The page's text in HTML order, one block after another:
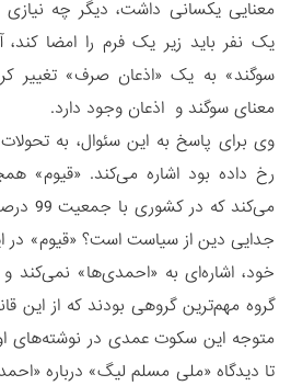
معنایی یکسانی داشت، دیگر چه نیازی
یک نفر باید زیر یک فرم را امضا کند،
سوگند» به یک «اذعان صرف» تغییر
معنای سوگند و اذعان وجود دارد.
وی برای پاسخ به این سئوال، به
رخ داده بود اشاره می‌کند. «قیوم»
می‌کند
جدایی دین از سیاست است؟ «قیوم» در
خود، اشاره‌ای به «احمدی‌ها» نمی‌کند
گروه مهم‌ترین گروهی بودند که از این
متوجه این سکوت عمدی در نوشته‌های
تا دیدگاه «ملی مسلم لیگ» درباره